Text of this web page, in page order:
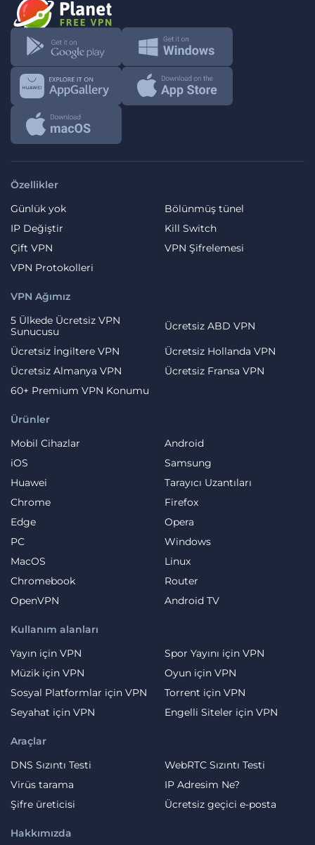
Özellikler
Günlük yok
Bölünmüş tünel
IP Değiştir
Kill Switch
Çift VPN
VPN Şifrelemesi
VPN Protokolleri
Ürünler
Mobil Cihazlar
Android
iOS
Samsung
Huawei
Tarayıcı Uzantıları
Chrome
Firefox
Edge
Opera
PC
Windows
MacOS
Linux
Chromebook
Router
OpenVPN
Android TV
Kullanım alanları
Yayın için VPN
Spor Yayını için VPN
Müzik için VPN
Oyun için VPN
Sosyal Platformlar için VPN
Torrent için VPN
Seyahat için VPN
Engelli Siteler için VPN
Hakkımızda
VPN Ağımız
5 Ülkede Ücretsiz VPN
Sunucusu
Ücretsiz ABD VPN
Ücretsiz İngiltere VPN
Ücretsiz Hollanda VPN
Ücretsiz Almanya VPN
Ücretsiz Fransa VPN
60+ Premium VPN Konumu
Araçlar
DNS Sızıntı Testi
WebRTC Sızıntı Testi
Virüs tarama
IP Adresim Ne?
Şifre üreticisi
Ücretsiz geçici e-posta